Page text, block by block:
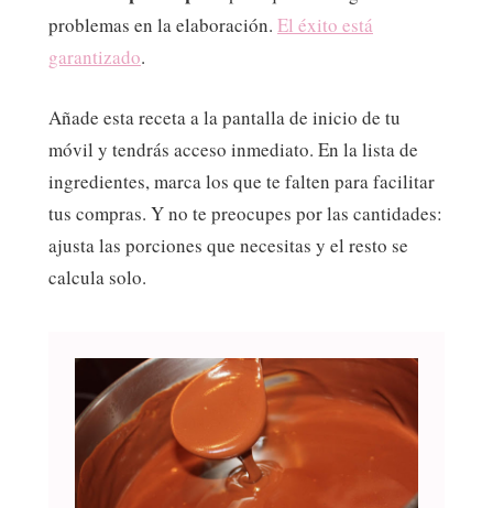
problemas en la elaboración. El éxito está
garantizado.
Añade esta receta a la pantalla de inicio de tu
móvil y tendrás acceso inmediato. En la lista de
ingredientes, marca los que te falten para facilitar
tus compras. Y no te preocupes por las cantidades:
ajusta las porciones que necesitas y el resto se
calcula solo.